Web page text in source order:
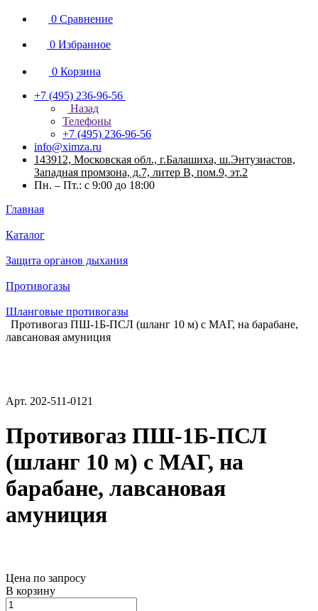
0 Сравнение
0 Избранное
0 Корзина
+7 (495) 236-96-56
Назад
Телефоны
+7 (495) 236-96-56
info@ximza.ru
143912, Московская обл., г.Балашиха, ш.Энтузиастов,
Западная промзона, д.7, литер В, пом.9, эт.2
Пн. – Пт.: с 9:00 до 18:00
Главная
Каталог
Защита органов дыхания
Противогазы
Шланговые противогазы
Противогаз ПШ-1Б-ПСЛ (шланг 10 м) с МАГ, на барабане,
лавсановая амуниция
Арт. 202-511-0121
Противогаз ПШ-1Б-ПСЛ
(шланг 10 м) с МАГ, на
барабане, лавсановая
амуниция
Цена по запросу
В корзину